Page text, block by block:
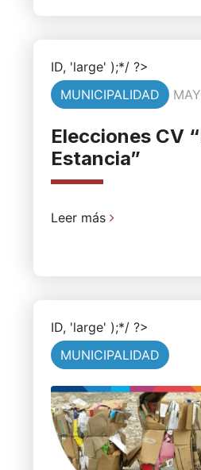
ID, 'large' );*/ ?>
MUNICIPALIDAD
Elecciones CV
Estancia”
Leer más
ID, 'large' );*/ ?>
MUNICIPALIDAD